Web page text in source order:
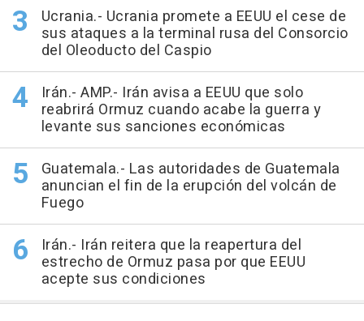
Ucrania.- Ucrania promete a EEUU el cese de
sus ataques a la terminal rusa del Consorcio
del Oleoducto del Caspio
Irán.- AMP.- Irán avisa a EEUU que solo
reabrirá Ormuz cuando acabe la guerra y
levante sus sanciones económicas
Guatemala.- Las autoridades de Guatemala
anuncian el fin de la erupción del volcán de
Fuego
Irán.- Irán reitera que la reapertura del
estrecho de Ormuz pasa por que EEUU
acepte sus condiciones